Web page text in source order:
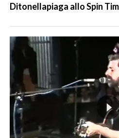
Ditonellapiaga allo Spin